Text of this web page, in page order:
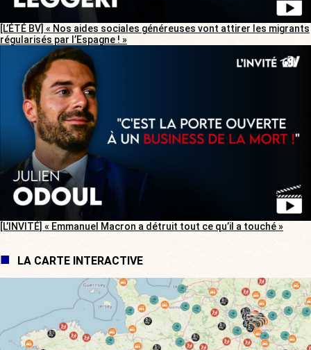
[L’ÉTÉ BV] « Nos aides sociales généreuses vont attirer les migrants
régularisés par l’Espagne ! »
[L’INVITÉ] « Emmanuel Macron a détruit tout ce qu’il a touché »
LA CARTE INTERACTIVE